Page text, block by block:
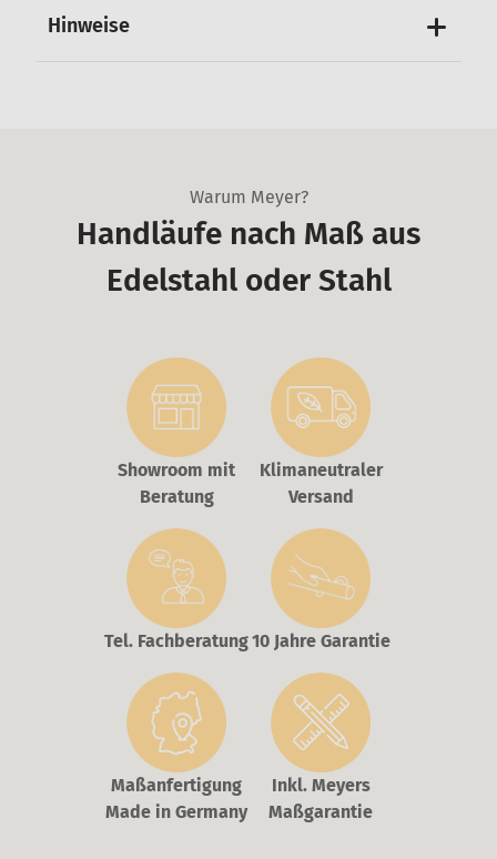
Hinweise
Warum Meyer?
Handläufe nach Maß aus
Edelstahl oder Stahl
Showroom mit
Beratung
Klimaneutraler
Versand
Tel. Fachberatung10 Jahre Garantie
Maßanfertigung
Made in Germany
Inkl. Meyers
Maßgarantie